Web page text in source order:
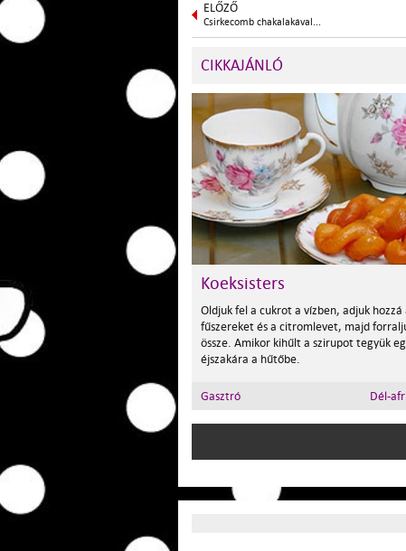
ELŐZŐ
Csirkecomb chakalakával...
CIKKAJÁNLÓ
Koeksisters
Oldjuk fel a cukrot a vízben, adjuk hozzá
fűszereket és a citromlevet, majd
össze. Amikor kihűlt a szirupot tegyük
éjszakára a hűtőbe.
Gasztró Dél-